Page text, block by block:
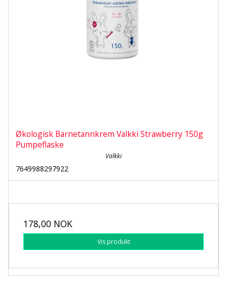
Økologisk Barnetannkrem Valkki Strawberry 150g
Pumpeflaske
Valkki
7649988297922
178,00 NOK
Vis produkt